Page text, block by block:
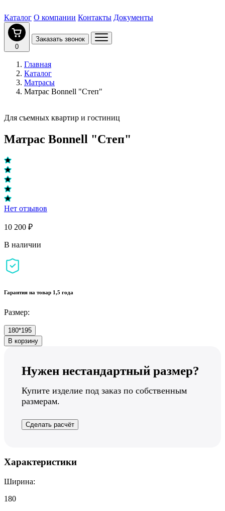
Каталог О компании Контакты Документы
0
Заказать звонок
Главная
Каталог
Матрасы
Матрас Bonnell "Степ"
Для съемных квартир и гостиниц
Матрас Bonnell "Степ"
Нет отзывов
10 200 ₽
В наличии
Гарантия на товар 1,5 года
Размер:
180*195
В корзину
Нужен нестандартный размер?
Купите изделие под заказ по собственным
размерам.
Сделать расчёт
Характеристики
Ширина:
180